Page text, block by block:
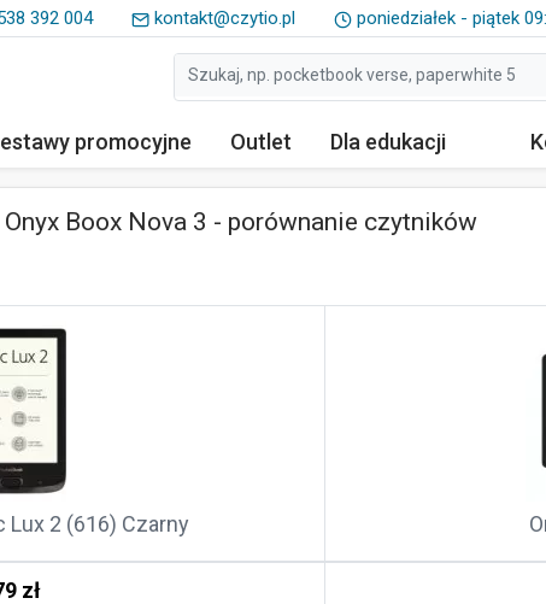
392 004 kontakt@czytio.pl poniedziałek - piątek
promocyjne Outlet Dla edukacji
Boox Nova 3 - porównanie czytników
Lux 2 (616) Czarny
zł